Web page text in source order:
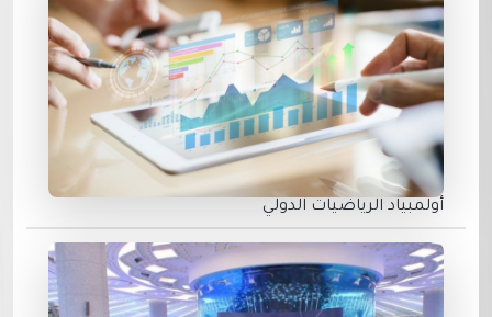
أولمبياد الرياضيات الدولي